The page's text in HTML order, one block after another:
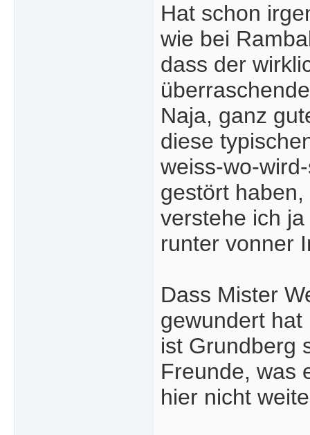
Hat schon
wie bei
dass der
Naja, ganz
diese
weiss-wo-
gestört
verstehe ich
runter vonner
Dass Mister
gewundert
ist Grundberg
Freunde, was
hier nicht